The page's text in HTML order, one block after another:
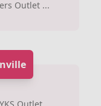
Outlet ...